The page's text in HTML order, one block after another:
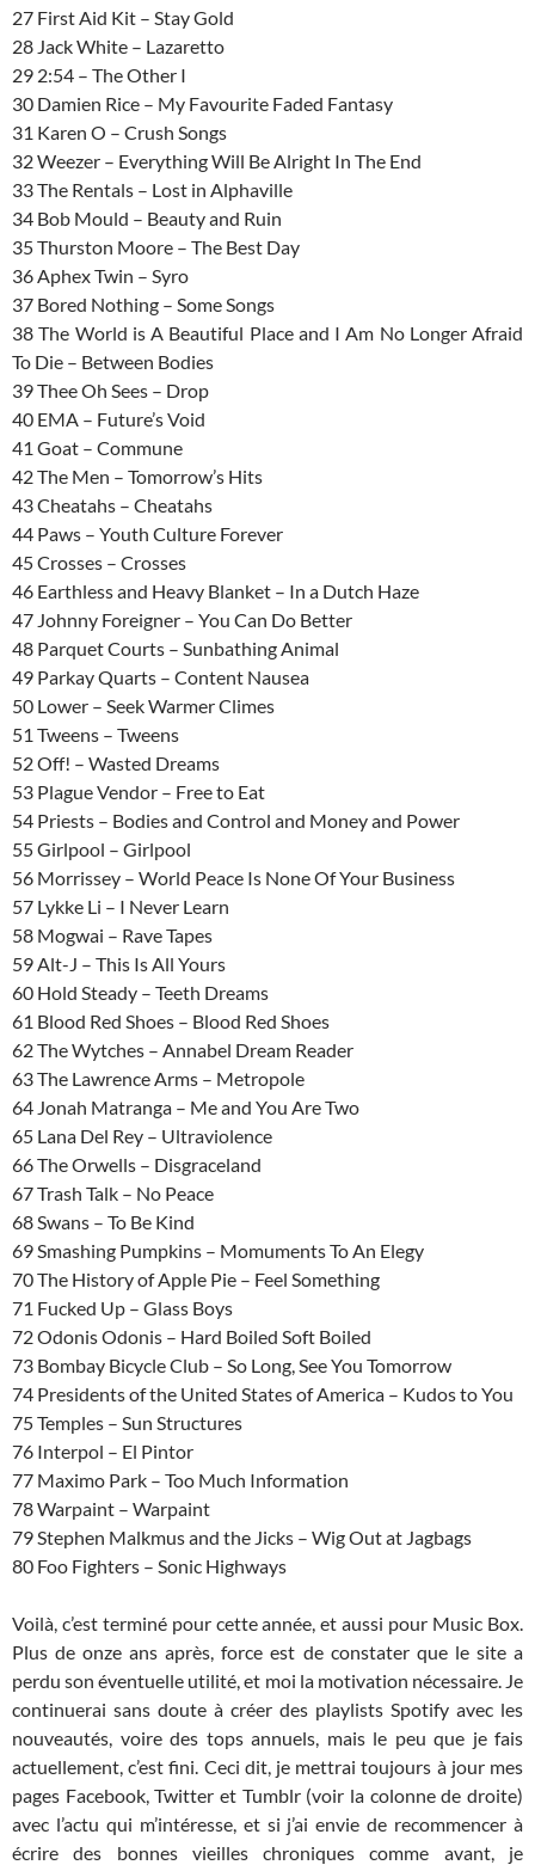
27 First Aid Kit – Stay Gold
28 Jack White – Lazaretto
29 2:54 – The Other I
30 Damien Rice – My Favourite Faded Fantasy
31 Karen O – Crush Songs
32 Weezer – Everything Will Be Alright In The End
33 The Rentals – Lost in Alphaville
34 Bob Mould – Beauty and Ruin
35 Thurston Moore – The Best Day
36 Aphex Twin – Syro
37 Bored Nothing – Some Songs
38 The World is A Beautiful Place and I Am No Longer Afraid
To Die – Between Bodies
39 Thee Oh Sees – Drop
40 EMA – Future’s Void
41 Goat – Commune
42 The Men – Tomorrow’s Hits
43 Cheatahs – Cheatahs
44 Paws – Youth Culture Forever
45 Crosses – Crosses
46 Earthless and Heavy Blanket – In a Dutch Haze
47 Johnny Foreigner – You Can Do Better
48 Parquet Courts – Sunbathing Animal
49 Parkay Quarts – Content Nausea
50 Lower – Seek Warmer Climes
51 Tweens – Tweens
52 Off! – Wasted Dreams
53 Plague Vendor – Free to Eat
54 Priests – Bodies and Control and Money and Power
55 Girlpool – Girlpool
56 Morrissey – World Peace Is None Of Your Business
57 Lykke Li – I Never Learn
58 Mogwai – Rave Tapes
59 Alt-J – This Is All Yours
60 Hold Steady – Teeth Dreams
61 Blood Red Shoes – Blood Red Shoes
62 The Wytches – Annabel Dream Reader
63 The Lawrence Arms – Metropole
64 Jonah Matranga – Me and You Are Two
65 Lana Del Rey – Ultraviolence
66 The Orwells – Disgraceland
67 Trash Talk – No Peace
68 Swans – To Be Kind
69 Smashing Pumpkins – Momuments To An Elegy
70 The History of Apple Pie – Feel Something
71 Fucked Up – Glass Boys
72 Odonis Odonis – Hard Boiled Soft Boiled
73 Bombay Bicycle Club – So Long, See You Tomorrow
74 Presidents of the United States of America – Kudos to You
75 Temples – Sun Structures
76 Interpol – El Pintor
77 Maximo Park – Too Much Information
78 Warpaint – Warpaint
79 Stephen Malkmus and the Jicks – Wig Out at Jagbags
80 Foo Fighters – Sonic Highways
Voilà, c’est terminé pour cette année, et aussi pour Music Box.
Plus de onze ans après, force est de constater que le site a
perdu son éventuelle utilité, et moi la motivation nécessaire. Je
continuerai sans doute à créer des playlists Spotify avec les
nouveautés, voire des tops annuels, mais le peu que je fais
actuellement, c’est fini. Ceci dit, je mettrai toujours à jour mes
pages Facebook, Twitter et Tumblr (voir la colonne de droite)
avec l’actu qui m’intéresse, et si j’ai envie de recommencer à
écrire des bonnes vieilles chroniques comme avant, je